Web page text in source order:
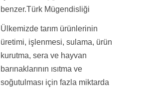
benzer.Türk Mügendisliği
Ülkemizde tarım ürünlerinin
üretimi, işlenmesi, sulama, ürün
kurutma, sera ve hayvan
barınaklarının ısıtma ve
soğutulması için fazla miktarda